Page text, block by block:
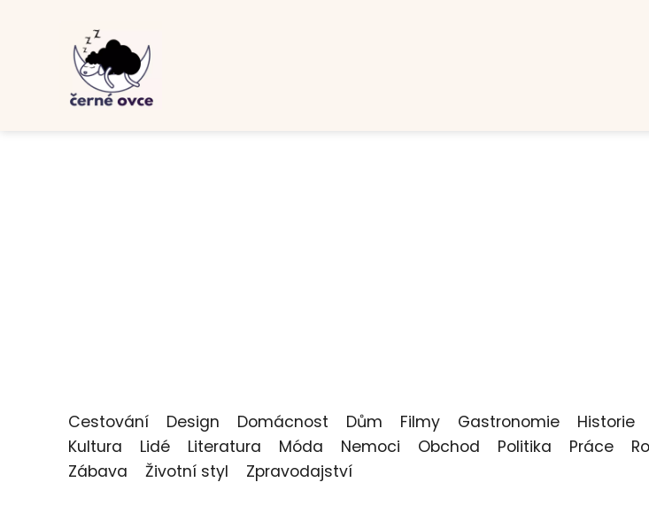
Cestování Design Domácnost Dům Filmy Gastronomie Historie
Kultura
Lidé Literatura Móda Nemoci Obchod Politika Práce
Zábava
Životní styl Zpravodajství